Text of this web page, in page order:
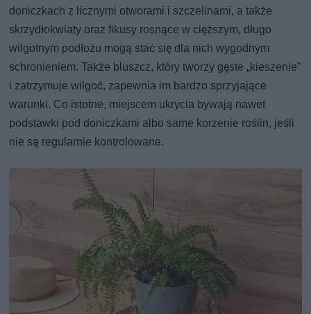
doniczkach z licznymi otworami i szczelinami, a także
skrzydłokwiaty oraz fikusy rosnące w cięższym, długo
wilgotnym podłożu mogą stać się dla nich wygodnym
schronieniem. Także bluszcz, który tworzy gęste „kieszenie”
i zatrzymuje wilgoć, zapewnia im bardzo sprzyjające
warunki. Co istotne, miejscem ukrycia bywają nawet
podstawki pod doniczkami albo same korzenie roślin, jeśli
nie są regularnie kontrolowane.